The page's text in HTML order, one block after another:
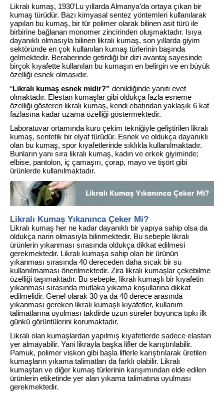
Likralı kumaş, 1930’Lu yıllarda Almanya’da ortaya çıkan bir
kumaş türüdür. Bazı kimyasal sentez yöntemleri kullanılarak
yapılan bu kumaş, bir tür polimer olarak bilinen asit türü ile
birbirine bağlanan monomer zincirinden oluşmaktadır. Isıya
dayanıklı olmasıyla bilinen likralı kumaş, son yıllarda giyim
sektöründe en çok kullanılan kumaş türlerinin başında
gelmektedir. Beraberinde getirdiği bir dizi avantaj sayesinde
birçok kıyafette kullanılan bu kumaşın en belirgin ve en büyük
özelliği esnek olmasıdır.
“Likralı kumaş esnek midir?” denildiğinde yanıtı evet
olmaktadır. Elestan kumaşlar gibi oldukça fazla esneme
özelliği gösteren likralı kumaş, kendi ebatından yaklaşık 6 kat
fazlasına kadar uzama özelliği göstermektedir.
Laboratuvar ortamında kuru çekim tekniğiyle geliştirilen likralı
kumaş, sentetik bir elyaf türüdür. Esnek ve oldukça dayanıklı
olan bu kumaş, spor kıyafetlerinde sıklıkla kullanılmaktadır.
Bunların yanı sıra likralı kumaş, kadın ve erkek giyiminde;
elbise, pantolon, iç çamaşırı, çorap, mayo ve tişört gibi
ürünlerde kullanılmaktadır.
Likralı Kumaş Yıkanınca Çeker Mi?
Likralı kumaş her ne kadar dayanıklı bir yapıya sahip olsa da
oldukça narin olmasıyla bilinmektedir. Bu sebeple likralı
ürünlerin yıkanması sırasında oldukça dikkat edilmesi
gerekmektedir. Likralı kumaşa sahip olan bir ürünün
yıkanması sırasında 40 dereceden daha sıcak bir su
kullanılmaması önerilmektedir. Zira likralı kumaşlar çekebilme
özelliği taşımaktadır. Bu sebeple, likralı kumaşlı bir kıyafetin
yıkanması sırasında mutlaka yıkama koşullarına dikkat
edilmelidir. Genel olarak 30 ya da 40 derece arasında
yıkanması gereken likralı kumaşlı kıyafetler, kullanım
talimatlarına uyulması takdirde uzun süreler boyunca tıpkı ilk
günkü görüntülerini korumaktadır.
Likralı olan kumaşlardan yapılmış kıyafetlerde sadece elastan
yer almayabilir. Yani likrayla başka lifler de karıştırılabilir.
Pamuk, polimer viskon gibi başla liflerle karıştırılarak üretilen
kumaşların yıkama talimatları da farklı olabilir. Likralı
kumaştan ve diğer kumaş türlerinin karışımından elde edilen
ürünlerin etiketinde yer alan yıkama talimatına uyulması
gerekmektedir.